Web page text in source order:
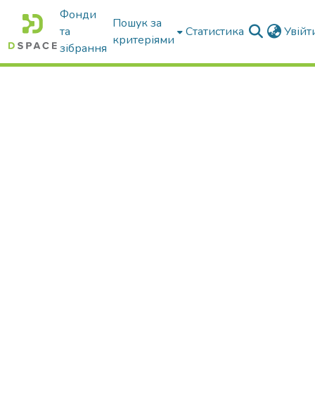
Фонди
та
зібрання
Пошук за
критеріями
Статистика